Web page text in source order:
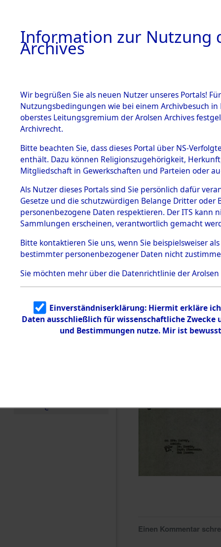
BESTÄNDE
1.
mente
5. Verschiedenes
5.3
Todesmärsche
5.3.1 Alliierte
Erhebungen
zu
Todesmärsch
en
5.3.2
Identifizierun
g
5.3.3
Todesmärsch
e
über
US-
Einen Kommentar
Information zur Nutzung
Archives
Wir begrüßen Sie als neuen Nutzer unseres Portals!
Nutzungsbedingungen wie bei einem Archivbesuch
oberstes Leitungsgremium der Arolsen Archives
Archivrecht.
Bitte beachten Sie, dass dieses Portal über NS-
enthält. Dazu können Religionszugehörigkeit,
Mitgliedschaft in Gewerkschaften und Parteien oder
Als Nutzer dieses Portals sind Sie persönlich dafür
Gesetze und die schutzwürdigen Belange Dritter
personenbezogene Daten respektieren. Der ITS
Sammlungen erscheinen, verantwortlich gemacht
Bitte kontaktieren Sie uns, wenn Sie beispielsweiser
bestimmter personenbezogener Daten nicht
Sie möchten mehr über die Datenrichtlinie der Arolsen
Einverständniserklärung: Hiermit erkläre
Daten ausschließlich für wissenschaftliche
und Bestimmungen nutze. Mir ist